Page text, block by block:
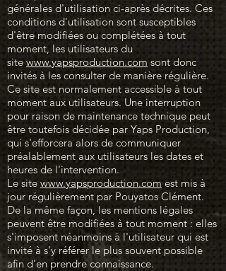
générales d'utilisation ci-après décrites. Ces
conditions d'utilisation sont susceptibles
d'être modifiées ou complétées à tout
moment, les utilisateurs du
site www.yapsproduction.com sont donc
invités à les consulter de manière régulière.
Ce site est normalement accessible à tout
moment aux utilisateurs. Une interruption
pour raison de maintenance technique peut
être toutefois décidée par Yaps Production,
qui s'efforcera alors de communiquer
préalablement aux utilisateurs les dates et
heures de l'intervention.
Le site www.yapsproduction.com est mis à
jour régulièrement par Pouyatos Clément.
De la même façon, les mentions légales
peuvent être modifiées à tout moment : elles
s'imposent néanmoins à l'utilisateur qui est
invité à s'y référer le plus souvent possible
afin d'en prendre connaissance.